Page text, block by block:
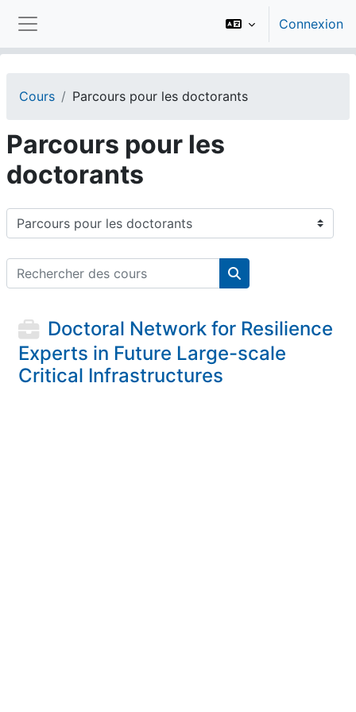
Panneau latéral
Connexion
Cours Parcours pour les doctorants
Parcours pour les
doctorants
Catégories de cours
Rechercher des cours
Rechercher des
Doctoral Network for Resilience
Experts in Future Large-scale
Critical Infrastructures